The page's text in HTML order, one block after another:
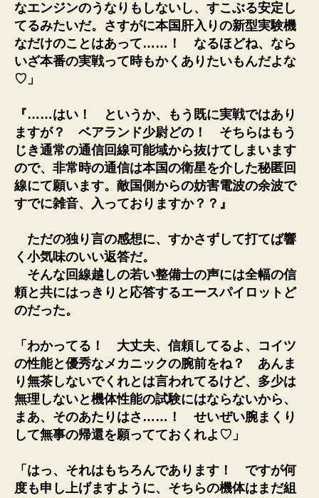
なエンジンのうなりもしないし、すこぶる安定し
てるみたいだ。さすがに本国肝入りの新型実験機
なだけのことはあって……！ なるほどね、なら
いざ本番の実戦って時もかくありたいもんだよな
♡」
『……はい！ というか、もう既に実戦ではあり
ますが？ ベアランド少尉どの！ そちらはもう
じき通常の通信回線可能域から抜けてしまいます
ので、非常時の通信は本国の衛星を介した秘匿回
線にて願います。敵国側からの妨害電波の余波で
すでに雑音、入っておりますか？？』
ただの独り言の感想に、すかさずして打てば響
く小気味のいい返答だ。
そんな回線越しの若い整備士の声には全幅の信
頼と共にはっきりと応答するエースパイロットど
のだった。
「わかってる！ 大丈夫、信頼してるよ、コイツ
の性能と優秀なメカニックの腕前をね？ あんま
り無茶しないでくれとは言われてるけど、多少は
無理しないと機体性能の試験にはならないから、
まあ、そのあたりはさ……！ せいぜい腕まくり
して無事の帰還を願ってておくれよ♡」
「はっ、それはもちろんであります！ ですが何
度も申し上げますように、そちらの機体はまだ組